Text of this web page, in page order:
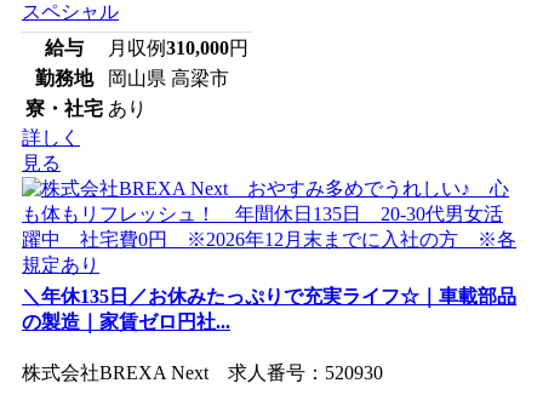
スペシャル
給与
月収例310,000円
勤務地
岡山県 高梁市
寮・社宅 あり
詳しく
見る
＼年休135日／お休みたっぷりで充実ライフ☆｜車載部品
の製造｜家賃ゼロ円社...
株式会社BREXA Next 求人番号：520930